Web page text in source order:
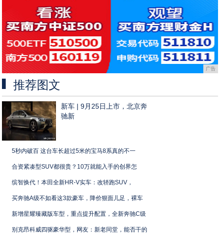
广告
推荐图文
新车 | 9月25日上市，北京奔
驰新
5秒内破百 这台车长超过5米的宝马8系真的不一
合资紧凑型SUV都很贵？10万就能入手的创界怎
缤智换代！本田全新HR-V实车：改轿跑SUV，
买奔驰A级不如看这3款豪车，降价狠面儿足，裸车
新增星耀臻藏版车型，重点提升配置，全新奔驰C级
别克昂科威四驱豪华型，网友：新老同堂，能否干的